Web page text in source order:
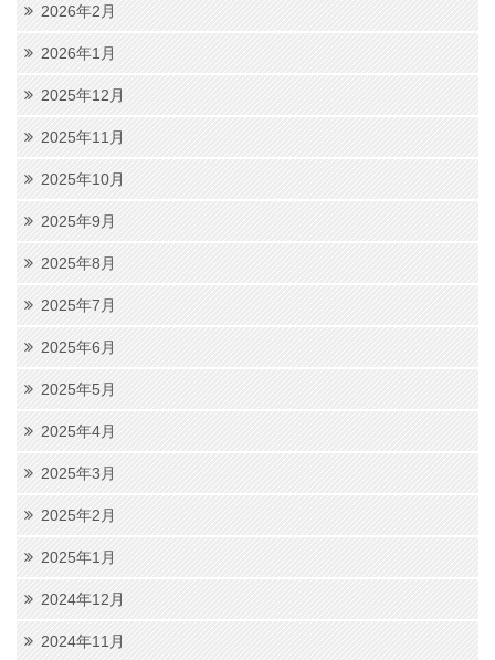
2026年2月
2026年1月
2025年12月
2025年11月
2025年10月
2025年9月
2025年8月
2025年7月
2025年6月
2025年5月
2025年4月
2025年3月
2025年2月
2025年1月
2024年12月
2024年11月